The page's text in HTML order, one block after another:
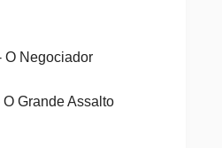
Negociador
Grande Assalto